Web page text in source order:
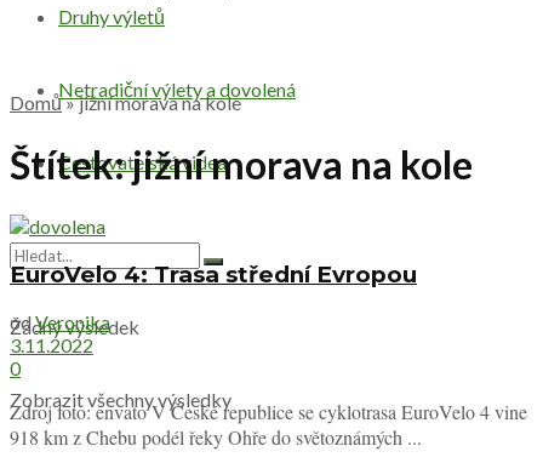
Druhy výletů
Netradiční výlety a dovolená
Cestovatelská videa
Žádný výsledek
Zobrazit všechny výsledky
Domů»jižní morava na kole
Štítek:jižní morava na kole
EuroVelo 4: Trasa střední Evropou
odVeronika
3.11.2022
0
Zdroj foto: envato V České republice se cyklotrasa EuroVelo 4 vine
918 km z Chebu podél řeky Ohře do světoznámých ...